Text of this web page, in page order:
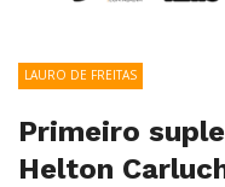
LAURO DE FREITAS
Primeiro
Helton